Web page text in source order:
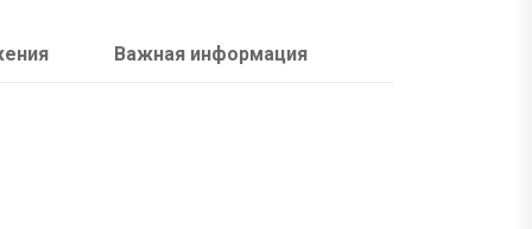
Важная информация